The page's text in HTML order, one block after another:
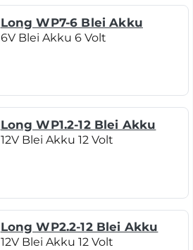
Long WP7-6 Blei Akku
6V Blei Akku 6 Volt
Long WP1.2-12 Blei Akku
12V Blei Akku 12 Volt
Long WP2.2-12 Blei Akku
12V Blei Akku 12 Volt